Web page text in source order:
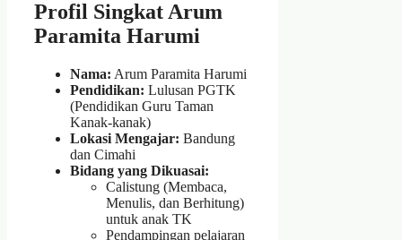
Profil Singkat Arum
Paramita Harumi
Nama: Arum Paramita Harumi
Pendidikan: Lulusan PGTK
(Pendidikan Guru Taman
Kanak-kanak)
Lokasi Mengajar: Bandung
dan Cimahi
Bidang yang Dikuasai:
Calistung (Membaca,
Menulis, dan Berhitung)
untuk anak TK
Pendampingan pelajaran